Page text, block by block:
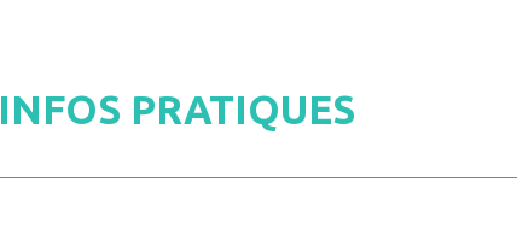
INFOS PRATIQUES